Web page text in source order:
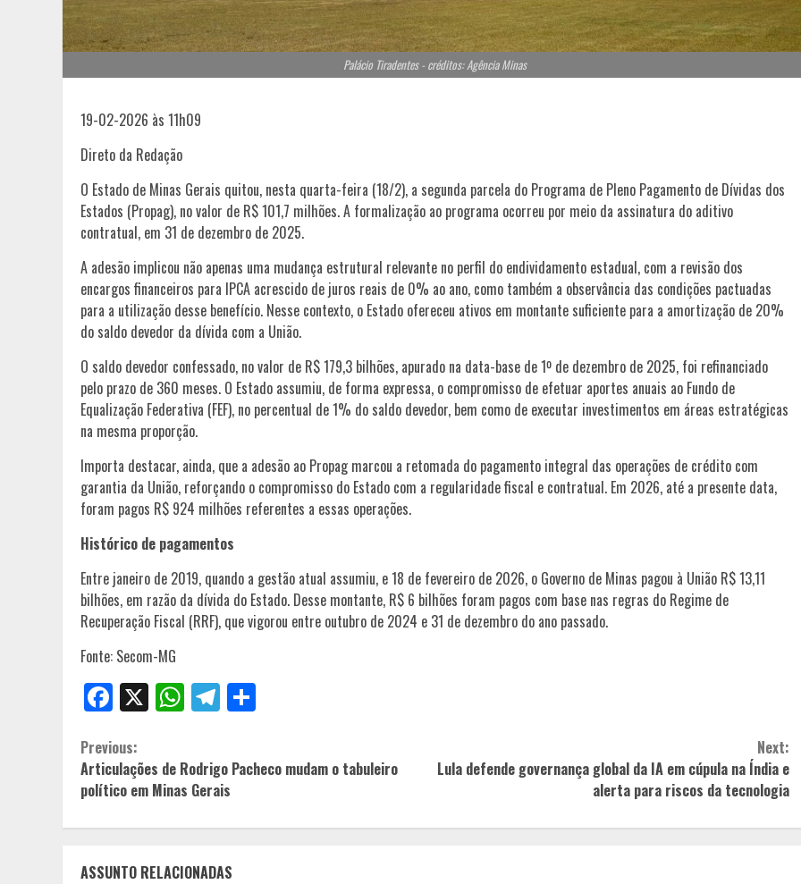
Palácio Tiradentes - créditos: Agência Minas
19-02-2026 às 11h09
Direto da Redação
O Estado de Minas Gerais quitou, nesta quarta-feira (18/2), a segunda parcela do Programa de Pleno Pagamento de Dívidas dos
Estados (Propag), no valor de R$ 101,7 milhões. A formalização ao programa ocorreu por meio da assinatura do aditivo
contratual, em 31 de dezembro de 2025.
A adesão implicou não apenas uma mudança estrutural relevante no perfil do endividamento estadual, com a revisão dos
encargos financeiros para IPCA acrescido de juros reais de 0% ao ano, como também a observância das condições pactuadas
para a utilização desse benefício. Nesse contexto, o Estado ofereceu ativos em montante suficiente para a amortização de 20%
do saldo devedor da dívida com a União.
O saldo devedor confessado, no valor de R$ 179,3 bilhões, apurado na data-base de 1º de dezembro de 2025, foi refinanciado
pelo prazo de 360 meses. O Estado assumiu, de forma expressa, o compromisso de efetuar aportes anuais ao Fundo de
Equalização Federativa (FEF), no percentual de 1% do saldo devedor, bem como de executar investimentos em áreas estratégicas
na mesma proporção.
Importa destacar, ainda, que a adesão ao Propag marcou a retomada do pagamento integral das operações de crédito com
garantia da União, reforçando o compromisso do Estado com a regularidade fiscal e contratual. Em 2026, até a presente data,
foram pagos R$ 924 milhões referentes a essas operações.
Histórico de pagamentos
Entre janeiro de 2019, quando a gestão atual assumiu, e 18 de fevereiro de 2026, o Governo de Minas pagou à União R$ 13,11
bilhões, em razão da dívida do Estado. Desse montante, R$ 6 bilhões foram pagos com base nas regras do Regime de
Recuperação Fiscal (RRF), que vigorou entre outubro de 2024 e 31 de dezembro do ano passado.
Fonte: Secom-MG
Facebook
X WhatsApp
Telegram
Continue
Reading
Previous:
Articulações de Rodrigo Pacheco mudam o tabuleiro
político em Minas Gerais
Next:
Lula defende governança global da IA em cúpula na Índia e
alerta para riscos da tecnologia
ASSUNTO RELACIONADAS